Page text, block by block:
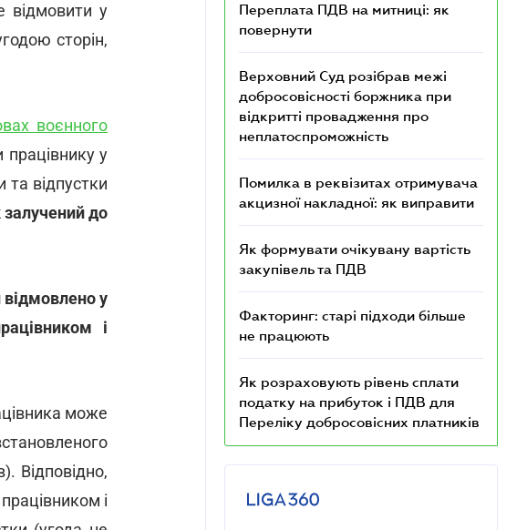
відмовити у
сторін,
воєнного
у
та відпустки
до
у
і
може
Відповідно,
і
Переплата ПДВ на митниці: як
повернути
Верховний Суд розібрав межі
добросовісності боржника при
відкритті провадження про
неплатоспроможність
Помилка в реквізитах отримувача
акцизної накладної: як виправити
Як формувати очікувану вартість
закупівель та ПДВ
Факторинг: старі підходи більше
не працюють
Як розраховують рівень сплати
податку на прибуток і ПДВ для
Переліку добросовісних платників